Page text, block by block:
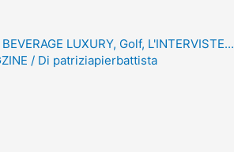
LUXURY, Golf, L'INTERVISTE...
/ Di patriziapierbattista